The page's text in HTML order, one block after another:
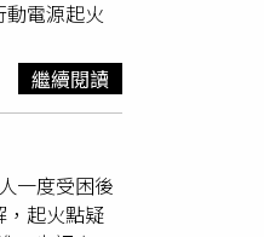
清。調查指
萬美元（約
年8月將
就已身亡，
請暫停交
電源起火
繼續閱讀
一度受困後
，起火點疑